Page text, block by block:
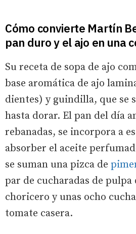
Cómo convierte Martín
pan duro y el ajo en una
Su receta de sopa de ajo
base aromática de ajo
dientes) y guindilla, que se
hasta dorar. El pan del día
rebanadas, se incorpora a
absorber el aceite
se suman una pizca de
par de cucharadas de
choricero y unas ocho
tomate casera.